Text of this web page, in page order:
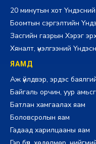
20 минутын хот
Боомтын сэргэлтийн
Засгийн газрын Хэрэг
Хяналт, үнэлгээний
ЯАМД
Аж үйлдвэр, эрдэс
Байгаль орчин, уур
Батлан хамгаалах яам
Боловсролын яам
Гадаад харилцааны яам